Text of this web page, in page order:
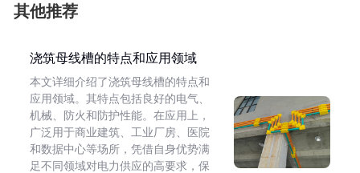
其他推荐
浇筑母线槽的特点和应用领域
本文详细介绍了浇筑母线槽的特点和
应用领域。其特点包括良好的电气、
机械、防火和防护性能。在应用上，
广泛用于商业建筑、工业厂房、医院
和数据中心等场所，凭借自身优势满
足不同领域对电力供应的高要求，保